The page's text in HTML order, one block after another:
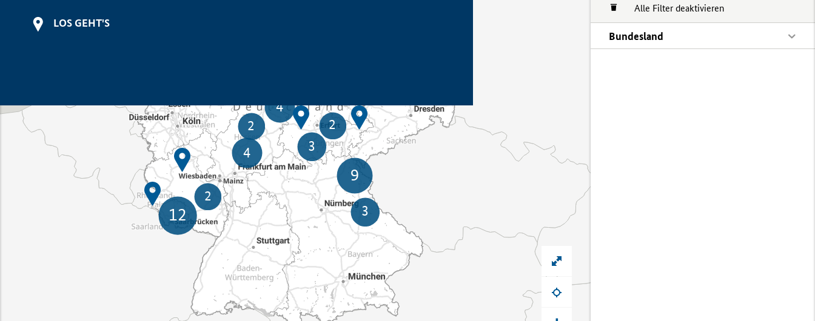
Alle Filter deaktivieren
Bundesland
LOS GEHT'S